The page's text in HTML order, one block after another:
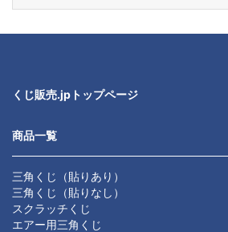
くじ販売.jpトップページ
商品一覧
三角くじ（貼りあり）
三角くじ（貼りなし）
スクラッチくじ
エアー用三角くじ